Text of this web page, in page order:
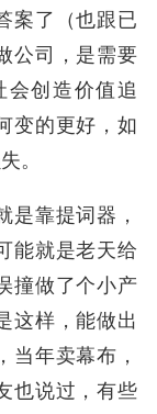
案了（也跟已
公司，是需要
创造价值追
变的更好，如
。
是靠提词器，
能就是老天给
撞做了个小产
这样，能做出
当年卖幕布，
也说过，有些